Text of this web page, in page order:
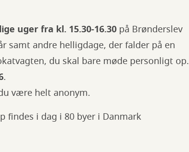
uger fra kl. 15.30-16.30 på Brønderslev
samt andre helligdage, der falder på en
du skal bare møde personligt op.
.
være helt anonym.
i dag i 80 byer i Danmark